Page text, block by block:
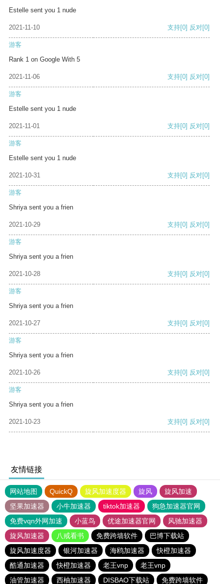
Estelle sent you 1 nude
2021-11-10 支持[0] 反对[0]
游客
Rank 1 on Google With 5
2021-11-06 支持[0] 反对[0]
游客
Estelle sent you 1 nude
2021-11-01 支持[0] 反对[0]
游客
Estelle sent you 1 nude
2021-10-31 支持[0] 反对[0]
游客
Shriya sent you a frien
2021-10-29 支持[0] 反对[0]
游客
Shriya sent you a frien
2021-10-28 支持[0] 反对[0]
游客
Shriya sent you a frien
2021-10-27 支持[0] 反对[0]
游客
Shriya sent you a frien
2021-10-26 支持[0] 反对[0]
游客
Shriya sent you a frien
2021-10-23 支持[0] 反对[0]
友情链接
网站地图 QuickQ 旋风加速度器 旋风
旋风加速
坚果加速器
小牛加速器 tiktok加速器
狗急加速器官网
免费vqn外网加速
小蓝鸟 优途加速器官网
风驰加速器
旋风加速器
八戒看书 免费跨墙软件
巴博下载站
旋风加速度器
银河加速器 海鸥加速器
快橙加速器
酷通加速器
快橙加速器 老王vnp
老王vnp
油管加速器
西柚加速器 DISBAO下载站 免费跨墙软件